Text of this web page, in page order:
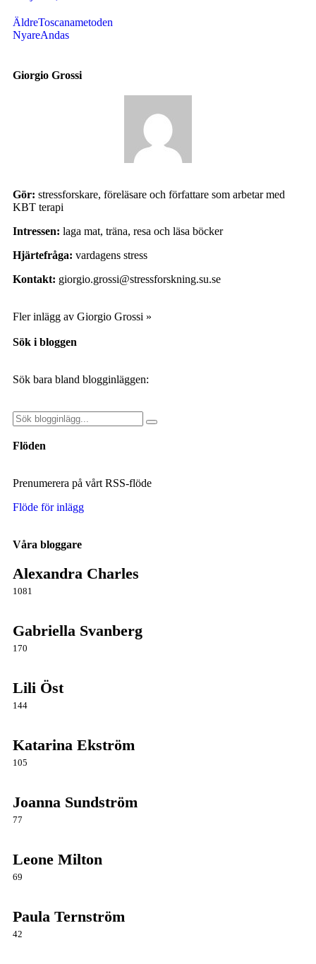
ÄldreToscanametoden
NyareAndas
Giorgio Grossi
Gör: stressforskare, föreläsare och författare som arbetar med
KBT terapi
Intressen: laga mat, träna, resa och läsa böcker
Hjärtefråga: vardagens stress
Kontakt: giorgio.grossi@stressforskning.su.se
Fler inlägg av Giorgio Grossi »
Sök i bloggen
Sök bara bland blogginläggen:
Flöden
Prenumerera på vårt RSS-flöde
Flöde för inlägg
Våra bloggare
Alexandra Charles
1081
Gabriella Svanberg
170
Lili Öst
144
Katarina Ekström
105
Joanna Sundström
77
Leone Milton
69
Paula Ternström
42